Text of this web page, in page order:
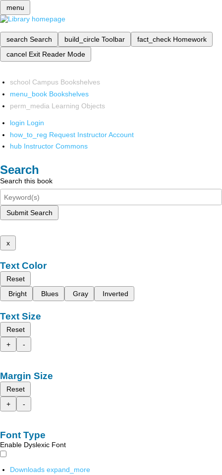
menu
search Search build_circle Toolbar fact_check Homework
cancel Exit Reader Mode
school Campus Bookshelves
menu_book Bookshelves
perm_media Learning Objects
login Login
how_to_reg Request Instructor Account
hub Instructor Commons
Search
Search this book
Submit Search
x
Text Color
Reset
Bright
Blues Gray Inverted
Text Size
Reset
+
-
Margin Size
Reset
+
-
Font Type
Enable Dyslexic Font
Downloads expand_more